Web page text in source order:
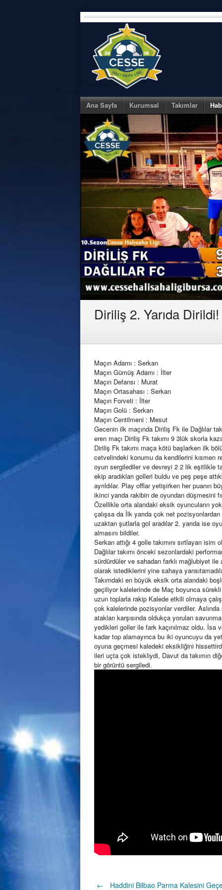
Skip
to
Ana Sayfa Kurumsal Takımlar
Diriliş 2. Yarıda Dirildi!
Maçın Adamı : Serkan
Maçın Gümüş Adamı : İlter
Maçın Defansı : Murat
Maçın Ortasahası : Serkan
Maçın Forveti : İlter
Maçın Golü : Serkan
Maçın Centilmeni : Mesut
Gecenin ilk maçında Diriliş Fk ile Dağlılar
eren maçı Diriliş Fk takımı 9 3lük skorla
Diriliş Fk takımı maça kötü başlarken ilk
cetvelindeki konumu da kendilerini kısmen
oyun sergilediler ve devreyi 2 2 lik eşitlikle
ekip aradıkları golleri buldu ve peş peşe
ayrıldılar. Play offlar yetişirken her puanın
ikinci yarıda rakibin de oyundan düşmesini
Özellikle orta alandaki eksik oyuncuların
çalışsa da İlk yarıda çok net
uzaktan şutlarla gol aradılar 2. yarıda ise
almasını bildiler.
Serkan attığı 4 golle takımını sırtlayan
Dağlılar takımı önceki sezonlardaki
sürdürdüler ve sahadan farklı mağlubiyet
olarak istediklerini yine sahaya
Takımdaki en büyük eksik orta alandaki
geçiliyor kalelerinde de Maç boyunca
uzun toplarla rakip Kalede etkili olmaya
çok kalelerinde pozisyonlar verdiler.
atakları karşısında oldukça yorulan
yedikleri goller ile fark kaçınılmaz oldu.
kadar top alamayınca bu iki oyuncuyu da
oyuna geçmesi kaledeki eksikliğini
ileri uçta çok istekliydi, Davut da takımın
bir görüntü sergiledi.
← Haddini Bilbao Parma Kalesini